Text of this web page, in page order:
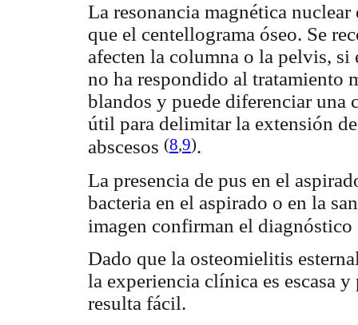
La resonancia magnética
que el centellograma óseo. Se
afecten la columna o la pelvis, si
no ha respondido al tratamiento
blandos y puede diferenciar una
útil para delimitar la extensión
abscesos (8 9).
La presencia de pus en el
bacteria en el aspirado o en la
imagen confirman el
Dado que la osteomielitis
la experiencia clínica es escasa
resulta fácil.